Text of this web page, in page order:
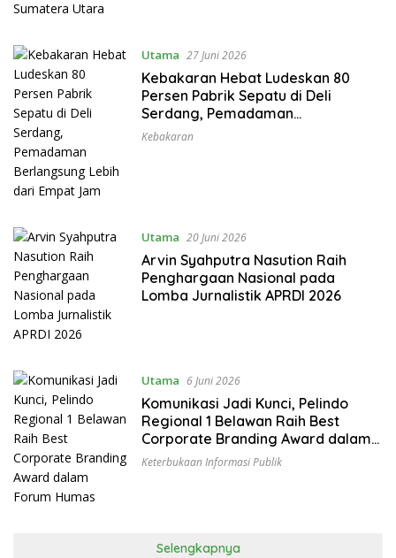
Utama 27 Juni 2026
Kebakaran Hebat Ludeskan 80
Persen Pabrik Sepatu di Deli
Serdang, Pemadaman
Berlangsung Lebih dari Empat Jam
Kebakaran
Utama 20 Juni 2026
Arvin Syahputra Nasution Raih
Penghargaan Nasional pada
Lomba Jurnalistik APRDI 2026
Utama 6 Juni 2026
Komunikasi Jadi Kunci, Pelindo
Regional 1 Belawan Raih Best
Corporate Branding Award dalam
Forum Humas
Keterbukaan Informasi Publik
Selengkapnya